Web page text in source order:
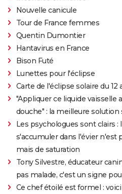
Nouvelle canicule
Tour de France femmes
Quentin Dumontier
Hantavirus en France
Bison Futé
Lunettes pour l'éclipse
Carte de l'éclipse solaire du 12
"Appliquer ce liquide vaisselle
douche" : la meilleure
Les psychologues sont clairs :
s'accumuler dans l'évier n'est
mais de saturation
Tony Silvestre, éducateur
pas malade, c'est un signe
Ce chef étoilé est formel :